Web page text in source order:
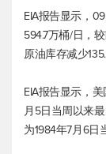
EIA报告显示，
594.7万桶/日，
原油库存减少
EIA报告显示，
月5日当周以来
为1984年7月6日